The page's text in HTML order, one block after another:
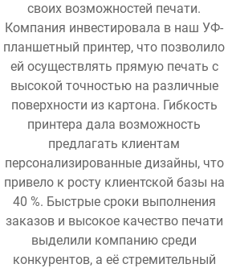
своих возможностей печати.
Компания инвестировала в наш УФ-
планшетный принтер, что позволило
ей осуществлять прямую печать с
высокой точностью на различные
поверхности из картона. Гибкость
принтера дала возможность
предлагать клиентам
персонализированные дизайны, что
привело к росту клиентской базы на
40 %. Быстрые сроки выполнения
заказов и высокое качество печати
выделили компанию среди
конкурентов, а её стремительный